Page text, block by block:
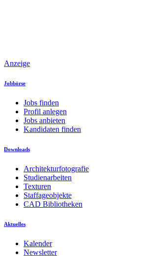
Anzeige
Jobbörse
Jobs finden
Profil anlegen
Jobs anbieten
Kandidaten finden
Downloads
Architekturfotografie
Studienarbeiten
Texturen
Staffageobjekte
CAD Bibliotheken
Aktuelles
Kalender
Newsletter